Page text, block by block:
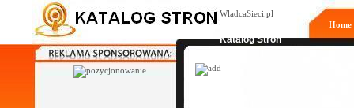
WladcaSieci.pl
Katalog Stron
Home